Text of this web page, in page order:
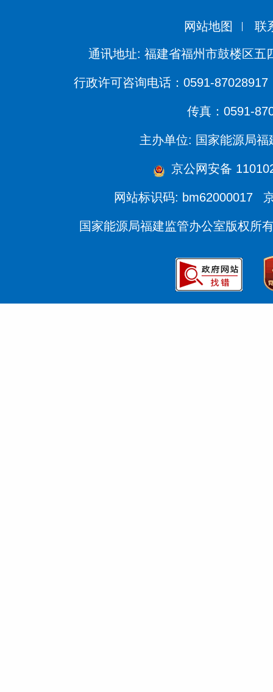
网站地图 联
通讯地址: 福建省福州市鼓楼区五
行政许可咨询电话：0591-
传真：0591-
主办单位: 国家能源局福
京公网安备
网站标识码: bm62000017
国家能源局福建监管办公室版权所